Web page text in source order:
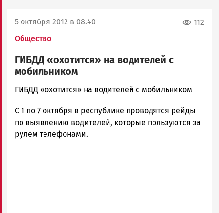
5 октября 2012 в 08:40
Общество
112
ГИБДД «охотится» на водителей с
мобильником
admintimur
Петрозаводска
и
Карелии
ГИБДД «охотится» на водителей с мобильником
С 1 по 7 октября в республике проводятся рейды
по выявлению водителей, которые пользуются за
рулем телефонами.